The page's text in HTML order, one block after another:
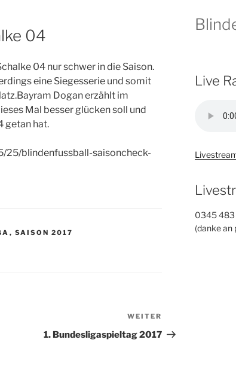
04
04 nur schwer in die Saison.
eine Siegesserie und somit
Bayram Dogan erzählt im
Mal besser glücken soll und
getan hat.
25/blindenfussball-saisoncheck-
, SAISON 2017
Beitrag
WEITER
1. Bundesligaspieltag 2017
Live
0345 483
(danke an